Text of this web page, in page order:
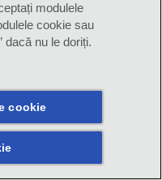
în schimb, o
pentru pisici,
explora în
de jucării
te poți distra
însuți.
modulele
cookie sau
dacă nu le doriți.
cookie